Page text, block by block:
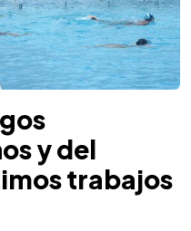
y del
trabajos